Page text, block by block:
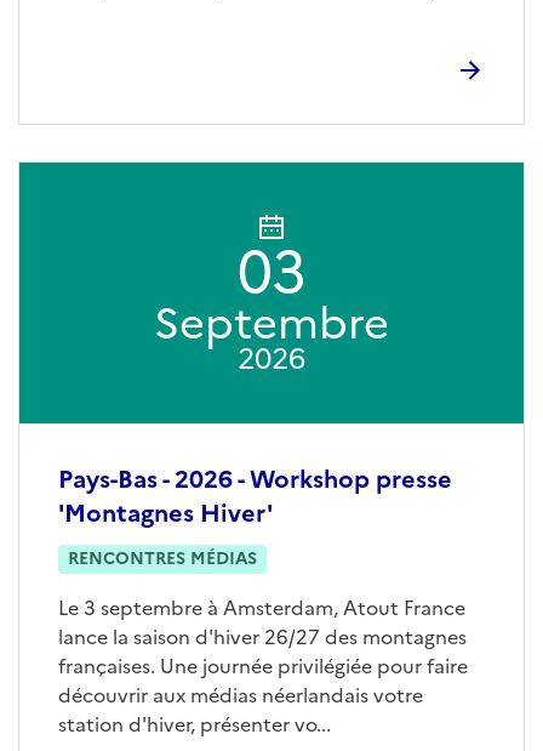
Pays-Bas - 2026 - Workshop presse
'Montagnes Hiver'
RENCONTRES MÉDIAS
Le 3 septembre à Amsterdam, Atout France
lance la saison d'hiver 26/27 des montagnes
françaises. Une journée privilégiée pour faire
découvrir aux médias néerlandais votre
station d'hiver, présenter vo...
03
Septembre
2026